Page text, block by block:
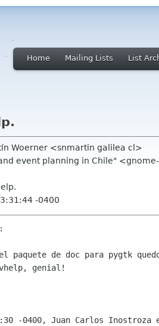
Home Mailing Lists List
Woerner <snmartin galilea cl>
event planning in Chile"
-0400
de doc para pygtk
genial!
-0400, Juan Carlos Inostroza